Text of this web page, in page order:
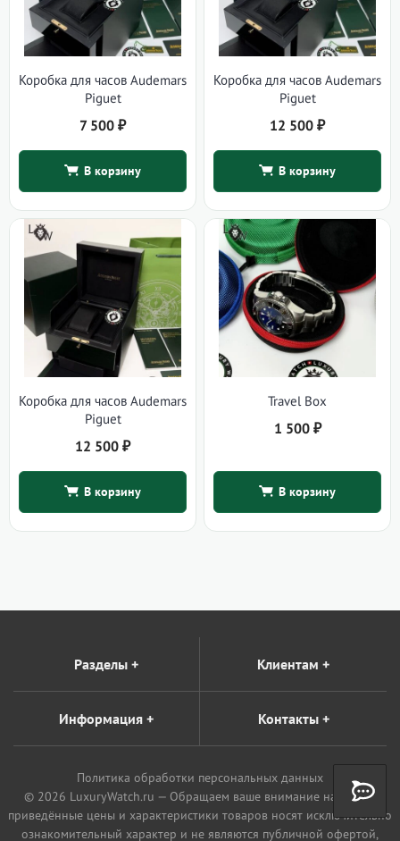
Коробка для часов Audemars
Piguet
7 500 ₽
В корзину
Коробка для часов Audemars
Piguet
12 500 ₽
В корзину
Коробка для часов Audemars
Piguet
12 500 ₽
В корзину
Travel Box
1 500 ₽
В корзину
Разделы + Клиентам +
Информация + Контакты+
Политика обработки персональных данных
© 2026 LuxuryWatch.ru — Обращаем ваше внимание на то, что
приведённые цены и характеристики товаров носят исключительно
ознакомительный характер и не являются публичной офертой,